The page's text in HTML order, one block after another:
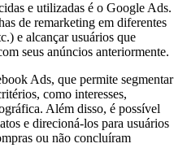
e utilizadas é o Google Ads.
de remarketing em diferentes
e alcançar usuários que
seus anúncios anteriormente.
Ads, que permite segmentar
como interesses,
Além disso, é possível
e direcioná-los para usuários
ou não concluíram